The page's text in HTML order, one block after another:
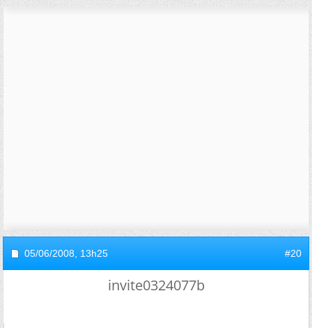
05/06/2008, 13h25 #20
invite0324077b